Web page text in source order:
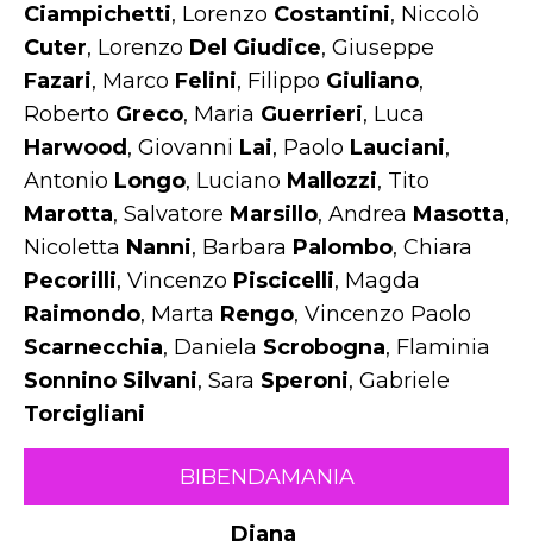
Ciampichetti, Lorenzo Costantini, Niccolò
Cuter, Lorenzo Del Giudice, Giuseppe
Fazari, Marco Felini, Filippo Giuliano,
Roberto Greco, Maria Guerrieri, Luca
Harwood , Giovanni Lai, Paolo Lauciani,
Antonio Longo, Luciano Mallozzi, Tito
Marotta, Salvatore Marsillo, Andrea Masotta,
Nicoletta Nanni, Barbara Palombo, Chiara
Pecorilli, Vincenzo Piscicelli, Magda
Raimondo, Marta Rengo, Vincenzo Paolo
Scarnecchia, Daniela Scrobogna, Flaminia
Sonnino Silvani, Sara Speroni, Gabriele
Torcigliani
BIBENDAMANIA
Diana